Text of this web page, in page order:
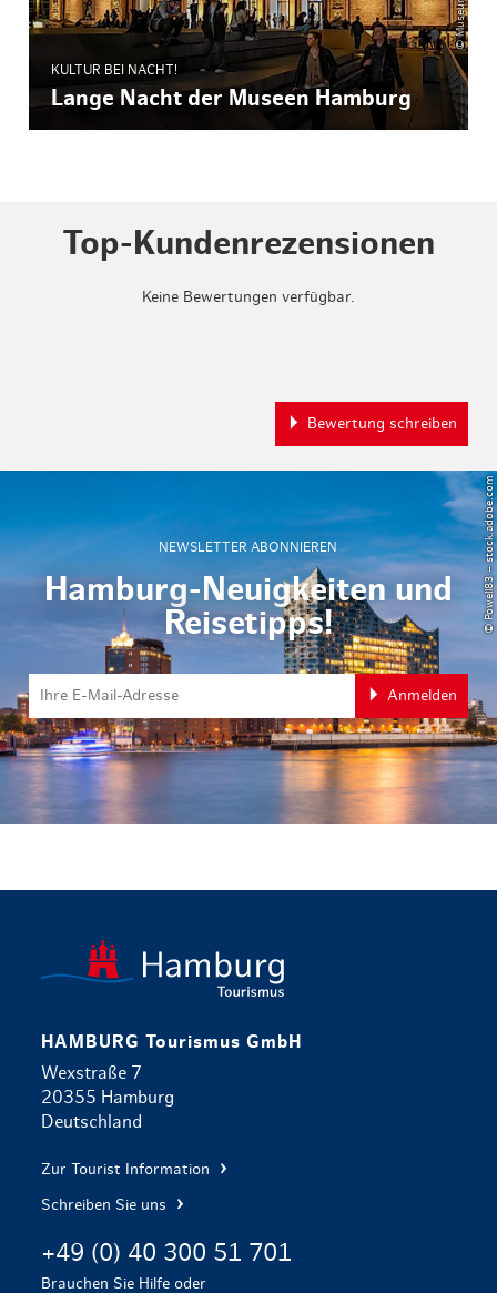
KULTUR BEI NACHT!
Lange Nacht der Museen Hamburg
Top-Kundenrezensionen
Keine Bewertungen verfügbar.
Bewertung schreiben
NEWSLETTER ABONNIEREN
Hamburg-Neuigkeiten und
Reisetipps!
Anmelden
© Powell83 – stock.adobe.com
HAMBURG Tourismus GmbH
Wexstraße 7
20355 Hamburg
Deutschland
Zur Tourist Information
Schreiben Sie uns
+49 (0) 40 300 51 701
Brauchen Sie Hilfe oder